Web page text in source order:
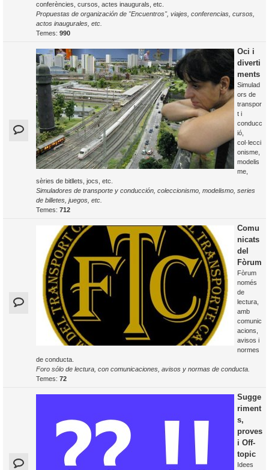
conferències, cursos, actes inaugurals, etc.
Propuestas de organización de "Encuentros", viajes, conferencias, cursos,
actos inaugurales, etc.
Temes: 990
Oci i
diverti
ments
Simulad
ors de
transpor
t i
conducc
ió,
col·lecci
onisme,
modelis
me,
sèries de bitllets, jocs, etc.
Simuladores de transporte y conducción, coleccionismo, modelismo, series
de billetes, juegos, etc.
Temes: 712
Comu
nicats
del
Fòrum
Fòrum
només
de
lectura,
amb
comunic
acions,
avisos i
normes
de conducta.
Foro sólo de lectura, con comunicaciones, avisos y normas de conducta.
Temes: 72
Sugge
riment
s,
proves
i Off-
topic
Idees